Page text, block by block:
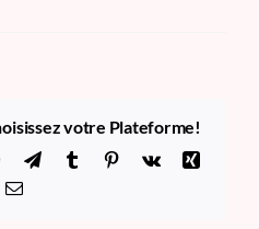
votre Plateforme!
WhatsApp
TelegramTumblr Pinterest
Vk
Xing
Email